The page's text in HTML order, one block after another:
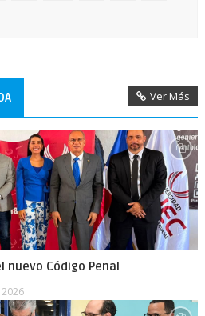
Ver Más
nuevo Código Penal
2026